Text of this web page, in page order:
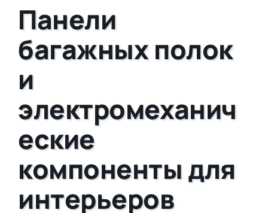
Панели
багажных полок
и
электромеханич
еские
компоненты для
интерьеров